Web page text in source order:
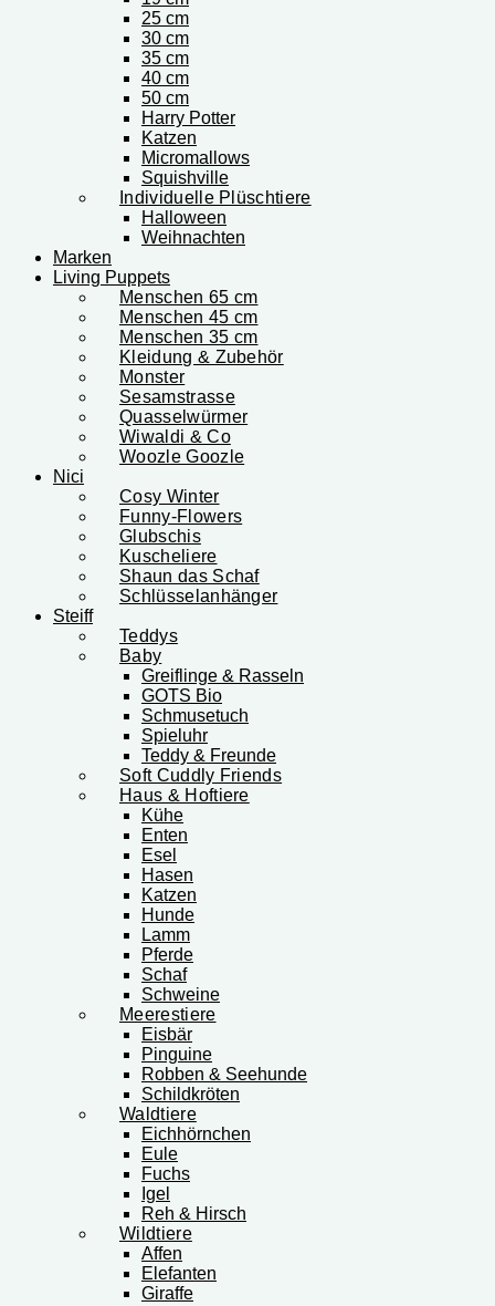
25 cm
30 cm
35 cm
40 cm
50 cm
Harry Potter
Katzen
Micromallows
Squishville
Individuelle Plüschtiere
Halloween
Weihnachten
Marken
Living Puppets
Menschen 65 cm
Menschen 45 cm
Menschen 35 cm
Kleidung & Zubehör
Monster
Sesamstrasse
Quasselwürmer
Wiwaldi & Co
Woozle Goozle
Nici
Cosy Winter
Funny-Flowers
Glubschis
Kuscheliere
Shaun das Schaf
Schlüsselanhänger
Steiff
Teddys
Baby
Greiflinge & Rasseln
GOTS Bio
Schmusetuch
Spieluhr
Teddy & Freunde
Soft Cuddly Friends
Haus & Hoftiere
Kühe
Enten
Esel
Hasen
Katzen
Hunde
Lamm
Pferde
Schaf
Schweine
Meerestiere
Eisbär
Pinguine
Robben & Seehunde
Schildkröten
Waldtiere
Eichhörnchen
Eule
Fuchs
Igel
Reh & Hirsch
Wildtiere
Affen
Elefanten
Giraffe